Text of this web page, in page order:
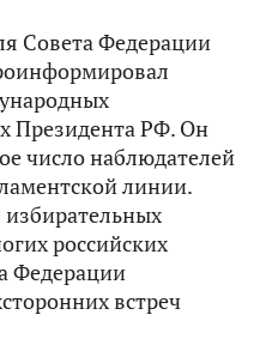
Совета Федерации
Президента РФ. Он
число наблюдателей
линии.
российских
Федерации
встреч